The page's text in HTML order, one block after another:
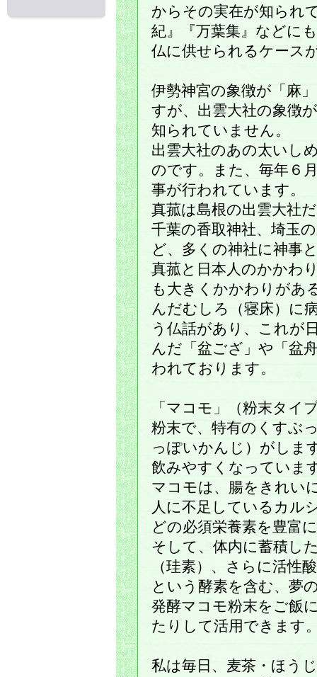
からその実在が知られ
紀』『万葉集』などに
仏に供せられるケース
伊勢神宮の象徴が「麻
すが、出雲大社の象徴
知られていません。
出雲大社のあの太いし
のです。また、毎年６
事が行われています。
真菰は島根の出雲大社
千葉の香取神社、埼玉
ど、多くの神社に神事
真菰と日本人のかかわ
も大きくかかわりがあ
んだむしろ（寝床）に
う仏話があり、これが
んだ「盆ござ」や「盆
われております。
「マコモ」（粉末タイ
粉末で、特有のくすぶ
っぽいかんじ）がしま
飲みやすくなっていま
マコモは、腸をきれい
人に不足しているカル
どの必須栄養素を豊富
そして、体内に蓄積し
（珪素）、さらに活性
という酵素を含む、夢
発酵マコモ粉末をご飯
たりして活用できます
私は毎日、麦茶・ほう